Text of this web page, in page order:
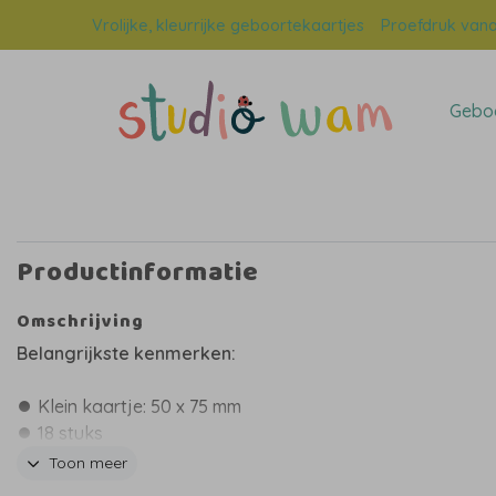
Vrolijke, kleurrijke geboortekaartjes Proefdruk
Productinformatie
Omschrijving
Belangrijkste kenmerken:
⏺ Klein kaartje: 50 x 75 mm
⏺ 18 stuks
⏺ Leuk in combinatie met onze unieke paperclips
Toon meer